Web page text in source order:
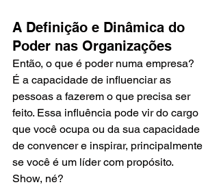
A Definição e Dinâmica do
Poder nas Organizações
Então, o que é poder numa empresa?
É a capacidade de influenciar as
pessoas a fazerem o que precisa ser
feito. Essa influência pode vir do cargo
que você ocupa ou da sua capacidade
de convencer e inspirar, principalmente
se você é um líder com propósito.
Show, né?